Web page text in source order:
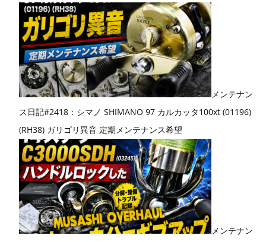
メンテナン
ス日記#2418：シマノ SHIMANO 97 カルカッタ100xt (01196)
(RH38) ガリゴリ異音 定期メンテナンス希望
メンテナン